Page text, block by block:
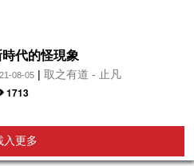
時代的怪現象
08-05| 取之有道 - 止凡
1713
入更多